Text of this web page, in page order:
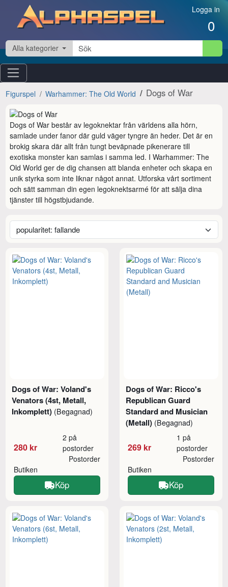
Hoppa till innehåll Logga in
0
Alla kategorier
Figurspel Warhammer: The Old World Dogs of War
Dogs of War består av legoknektar från världens alla hörn,
samlade under fanor där guld väger tyngre än heder. Det är en
brokig skara där allt från tungt beväpnade pikenerare till
exotiska monster kan samlas i samma led. I Warhammer: The
Old World ger de dig chansen att blanda enheter och skapa en
unik styrka som inte liknar något annat. Utforska vårt sortiment
och sätt samman din egen legoknektsarmé för att sälja dina
tjänster till högstbjudande.
Dogs of War: Voland's
Venators (4st, Metall,
Inkomplett) (Begagnad)
280 kr
2 på
postorder
Butiken
Postorder
Köp
Dogs of War: Ricco's
Republican Guard
Standard and Musician
(Metall) (Begagnad)
269 kr
1 på
postorder
Butiken
Postorder
Köp